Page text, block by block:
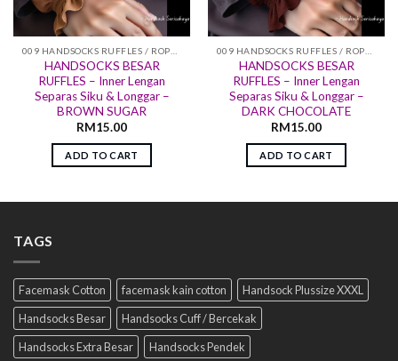
HANDSOCKS BESAR
RUFFLES – Inner Lengan
Separas Siku & Longgar –
BROWN SUGAR
RM15.00
ADD TO CART
HANDSOCKS BESAR
RUFFLES – Inner Lengan
Separas Siku & Longgar –
DARK CHOCOLATE
RM15.00
ADD TO CART
TAGS
Facemask Cotton facemask kain cotton
Handsock Plussize XXXL
Handsocks Besar
Handsocks Cuff / Bercekak
Handsocks Extra Besar
Handsocks Pendek